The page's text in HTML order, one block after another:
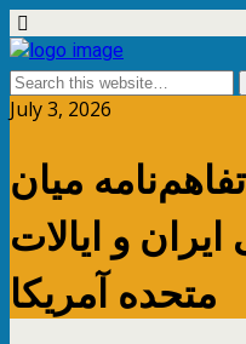
July 3, 2026
میان
و ایالات
متحده آمریکا